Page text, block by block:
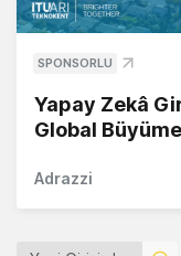
SPONSORLU
Yapay Zekâ
Global Büyüme
Adrazzi